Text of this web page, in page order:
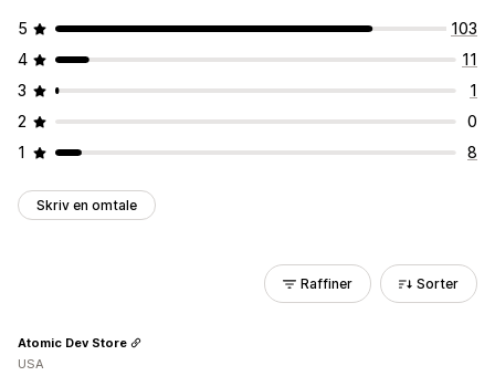
5
103
4
11
3
1
2
0
1
8
Skriv en omtale
Raffiner Sorter
Atomic Dev Store
USA